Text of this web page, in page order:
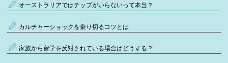
オーストラリアではチップがいらないって本当？
カルチャーショックを乗り切るコツとは
家族から留学を反対されている場合はどうする？